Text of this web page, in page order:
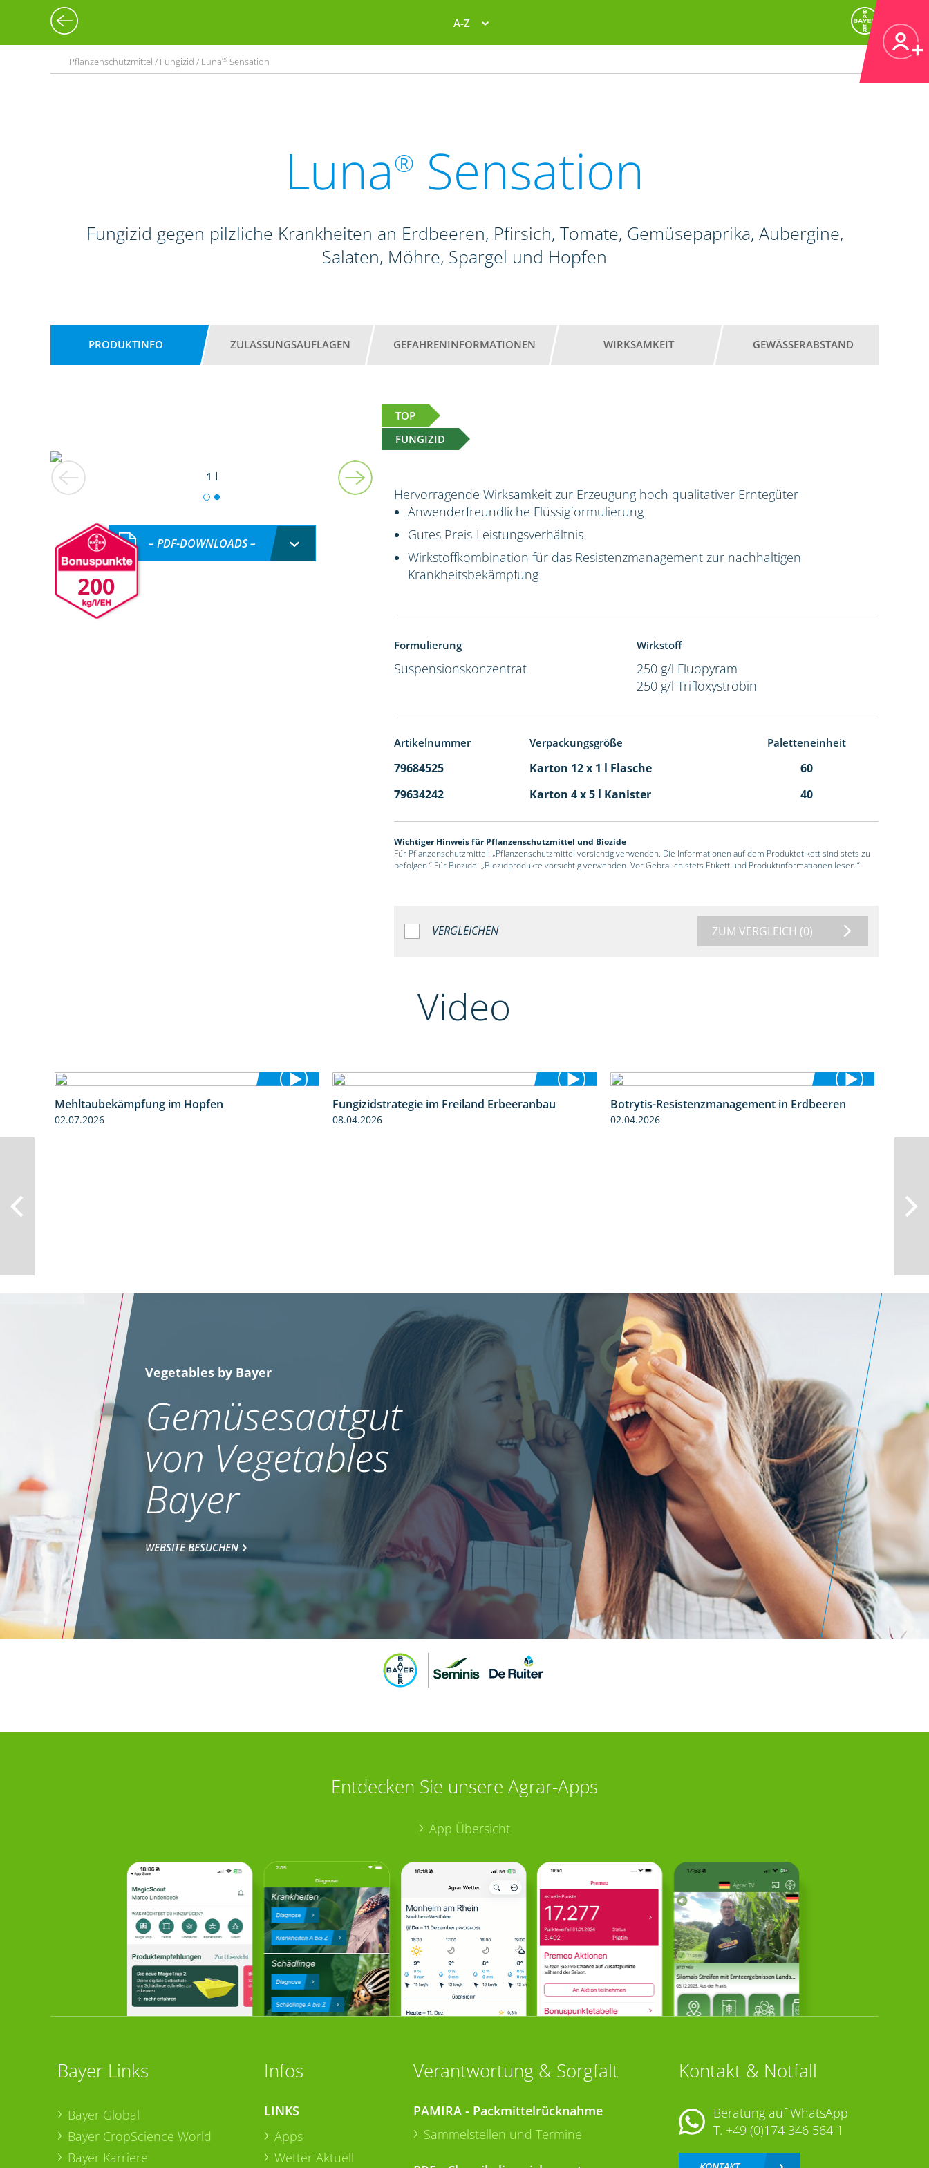
A-Z
Pflanzenschutzmittel / Fungizid / Luna® Sensation
Luna® Sensation
Fungizid gegen pilzliche Krankheiten an Erdbeeren, Pfirsich, Tomate, Gemüsepaprika, Aubergine,
Salaten, Möhre, Spargel und Hopfen
PRODUKTINFO ZULASSUNGSAUFLAGEN GEFAHRENINFORMATIONEN WIRKSAMKEIT GEWÄSSERABSTAND
TOP
FUNGIZID
1 l
200
– PDF-DOWNLOADS –
Hervorragende Wirksamkeit zur Erzeugung hoch qualitativer Erntegüter
Anwenderfreundliche Flüssigformulierung
Gutes Preis-Leistungsverhältnis
Wirkstoffkombination für das Resistenzmanagement zur nachhaltigen
Krankheitsbekämpfung
Formulierung
Suspensionskonzentrat
Wirkstoff
250 g/l Fluopyram
250 g/l Trifloxystrobin
Artikelnummer Verpackungsgröße Paletteneinheit
79684525 Karton 12 x 1 l Flasche
60
79634242
Karton 4 x 5 l Kanister 40
Wichtiger Hinweis für Pflanzenschutzmittel und Biozide
Für Pflanzenschutzmittel: „Pflanzenschutzmittel vorsichtig verwenden. Die Informationen auf dem Produktetikett sind stets zu
befolgen.“ Für Biozide: „Biozidprodukte vorsichtig verwenden. Vor Gebrauch stets Etikett und Produktinformationen lesen.“
VERGLEICHEN ZUM VERGLEICH (0)
Video
Mehltaubekämpfung im Hopfen
02.07.2026
Fungizidstrategie im Freiland Erbeeranbau
08.04.2026
5:59
Botrytis-Resistenzmanagement in Erdbeeren
02.04.2026
Vegetables by Bayer
Gemüsesaatgut
von Vegetables
Bayer
WEBSITE BESUCHEN
Entdecken Sie unsere Agrar-Apps
App Übersicht
Bayer Links
Bayer Global
Bayer CropScience World
Bayer Karriere
Infos
LINKS
Apps
Wetter Aktuell
Verantwortung & Sorgfalt
PAMIRA - Packmittelrücknahme
Sammelstellen und Termine
Kontakt & Notfall
Beratung auf WhatsApp
T. +49 (0)174 346 564 1